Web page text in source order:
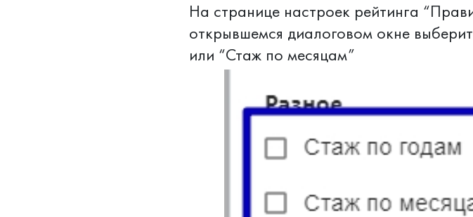
На странице настроек рейтинга
открывшемся диалоговом окне
или “Стаж по месяцам”